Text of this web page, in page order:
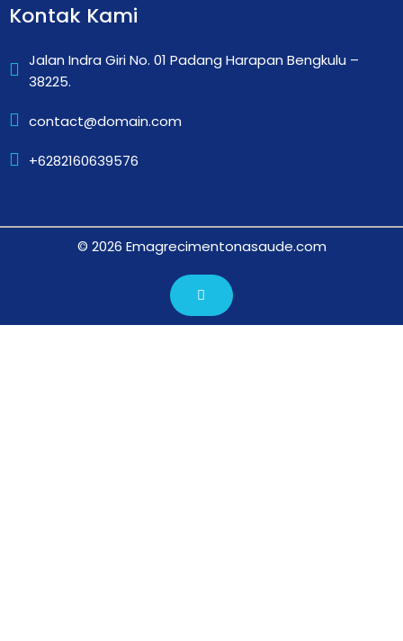
Kontak Kami
Jalan Indra Giri No. 01 Padang Harapan Bengkulu –
38225.
contact@domain.com
+6282160639576
© 2026 Emagrecimentonasaude.com